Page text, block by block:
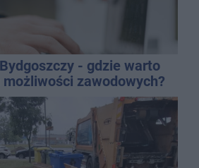
- gdzie warto
zawodowych?